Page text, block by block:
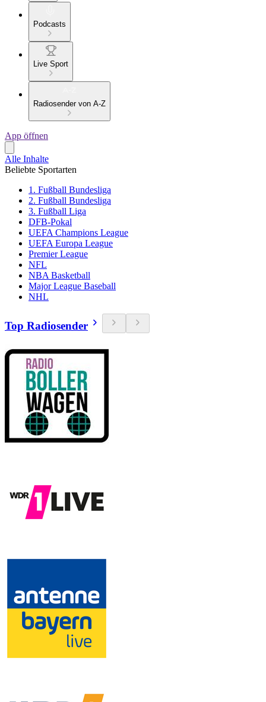
Podcasts
Live Sport
Radiosender von A-Z
App öffnen
Alle Inhalte
Beliebte Sportarten
1. Fußball Bundesliga
2. Fußball Bundesliga
3. Fußball Liga
DFB-Pokal
UEFA Champions League
UEFA Europa League
Premier League
NFL
NBA Basketball
Major League Baseball
NHL
Top Radiosender